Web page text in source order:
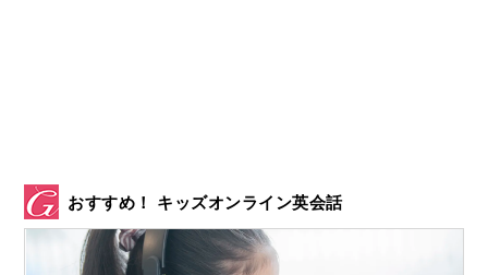
おすすめ！ キッズオンライン英会話